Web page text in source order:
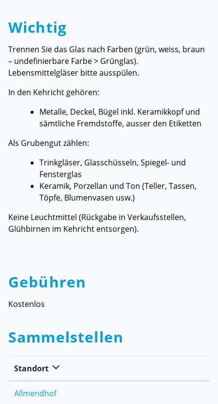
Wichtig
Trennen Sie das Glas nach Farben (grün, weiss, braun
– undefinierbare Farbe > Grünglas).
Lebensmittelgläser bitte ausspülen.
In den Kehricht gehören:
Metalle, Deckel, Bügel inkl. Keramikkopf und
sämtliche Fremdstoffe, ausser den Etiketten
Als Grubengut zählen:
Trinkgläser, Glasschüsseln, Spiegel- und
Fensterglas
Keramik, Porzellan und Ton (Teller, Tassen,
Töpfe, Blumenvasen usw.)
Keine Leuchtmittel (Rückgabe in Verkaufsstellen,
Glühbirnen im Kehricht entsorgen).
Gebühren
Kostenlos
Sammelstellen
Standort
Allmendhof